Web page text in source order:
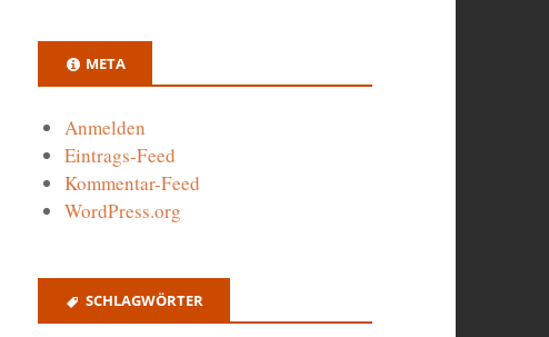
META
Anmelden
Eintrags-Feed
Kommentar-Feed
WordPress.org
SCHLAGWÖRTER